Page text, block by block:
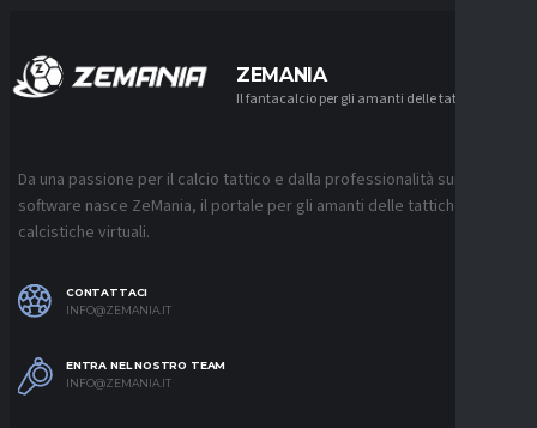
ZEMANIA
Il fantacalcio per gli amanti delle tattiche
Da una passione per il calcio tattico e dalla professionalità sui
software nasce ZeMania, il portale per gli amanti delle tattiche
calcistiche virtuali.
CONTATTACI
INFO@ZEMANIA.IT
ENTRA NEL NOSTRO TEAM
INFO@ZEMANIA.IT